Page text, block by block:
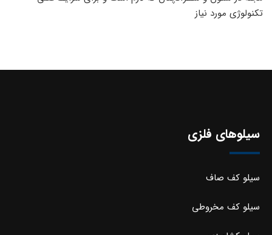
تکنولوژی مورد نیاز
سیلوهای فلزی
سیلو کف صاف
سیلو کف مخروطی